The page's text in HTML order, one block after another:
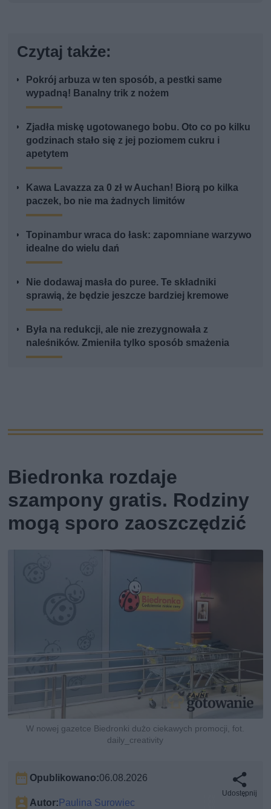
Czytaj także:
Pokrój arbuza w ten sposób, a pestki same
wypadną! Banalny trik z nożem
Zjadła miskę ugotowanego bobu. Oto co po kilku
godzinach stało się z jej poziomem cukru i
apetytem
Kawa Lavazza za 0 zł w Auchan! Biorą po kilka
paczek, bo nie ma żadnych limitów
Topinambur wraca do łask: zapomniane warzywo
idealne do wielu dań
Nie dodawaj masła do puree. Te składniki
sprawią, że będzie jeszcze bardziej kremowe
Była na redukcji, ale nie zrezygnowała z
naleśników. Zmieniła tylko sposób smażenia
Biedronka rozdaje
szampony gratis. Rodziny
mogą sporo zaoszczędzić
W nowej gazetce Biedronki dużo ciekawych promocji, fot.
daily_creativity
Opublikowano:06.08.2026
Autor:Paulina Surowiec
Udostępnij